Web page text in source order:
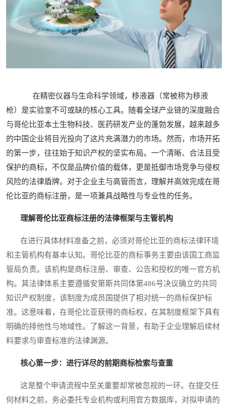
在精密仪器与生命科学领域，移液器（常被称为移液
枪）是实验室不可或缺的核心工具。随着全球产业链的深度融合
与哥伦比亚本土生物科技、医药研发产业的蓬勃发展，越来越多
的中国企业将目光投向了这片充满潜力的市场。然而，市场开拓
的第一步，往往始于知识产权的坚实布局。一个清晰、合法且受
保护的商标，不仅是品牌价值的载体，更是抵御市场竞争与侵权
风险的法律盾牌。对于企业主与高管而言，理解并高效完成在哥
伦比亚的商标注册，是一项兼具战略性与专业性的任务。
理解哥伦比亚商标注册的法律框架与主管机构
在进行具体材料准备之前，必须对哥伦比亚的商标法律环境
和主管机构有基本认知。哥伦比亚的商标事务主要由该国工商监
管局负责。该机构是商标注册、审查、公告和授权的唯一官方机
构。其法律体系主要遵循安第斯共同体第486号决议确立的共同
知识产权制度，该制度为成员国提供了相对统一的商标保护标
准。这意味着，在哥伦比亚获得的商标权，在其制度框架下具有
明确的排他性与地域性。了解这一背景，有助于企业理解后续材
料要求与审查标准的法律渊源。
核心第一步：进行详尽的前期商标检索与查重
这是整个申请流程中至关重要却常被忽视的一环。在提交任
何材料之前，务必委托专业机构或利用官方数据库，对拟申请的